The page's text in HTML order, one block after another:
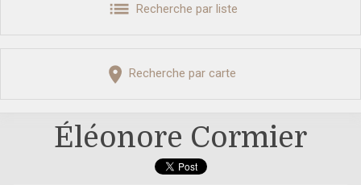
Recherche par liste
Recherche par carte
Éléonore Cormier